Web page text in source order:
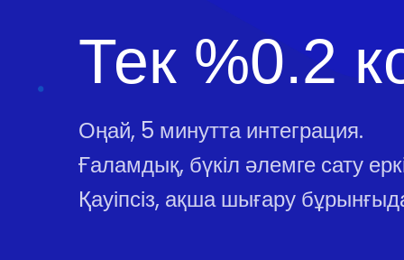
Тек %0.2
Оңай, 5 минутта интеграция.
Ғаламдық, бүкіл әлемге сату
Қауіпсіз, ақша шығару